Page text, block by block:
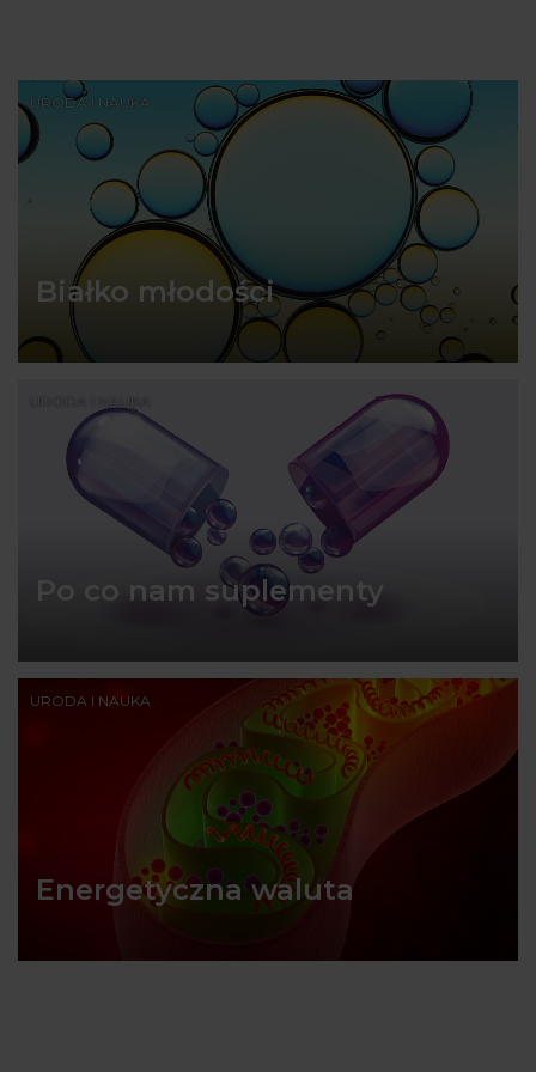
URODA I NAUKA
Białko młodości
Po co nam suplementy
URODA I NAUKA
Energetyczna waluta